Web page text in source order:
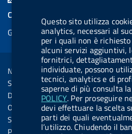
Questo sito utilizza
analytics, necessari al
per i quali non è
alcuni servizi aggiuntivi,
fornitrici,
individuate, possono
tecnici, analytics e di
saperne di più consulta la
POLICY. Per proseguire
devi effettuare la scelta
parti dei quali
l’utilizzo. Chiudendo il
l
.
b
u
t
t
o
n
.
s
k
y
u
b
e
l
.
b
u
t
t
o
n
COOKIES
Gestione cookie
Sezione Link Utili
Note legali
Social Media Policy
Dichiarazione di accessibilità
Obiettivi di accessibilità
Statistiche sito